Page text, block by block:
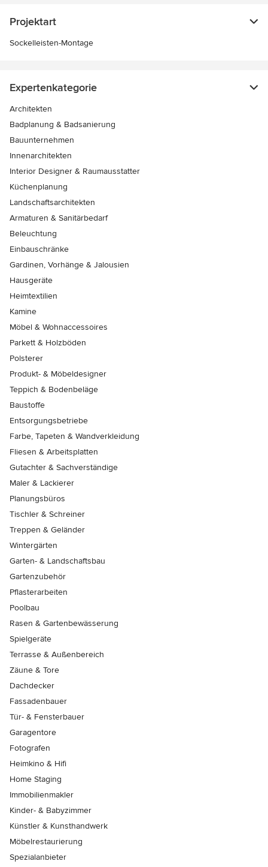
Projektart
Sockelleisten-Montage
Expertenkategorie
Architekten
Badplanung & Badsanierung
Bauunternehmen
Innenarchitekten
Interior Designer & Raumausstatter
Küchenplanung
Landschaftsarchitekten
Armaturen & Sanitärbedarf
Beleuchtung
Einbauschränke
Gardinen, Vorhänge & Jalousien
Hausgeräte
Heimtextilien
Kamine
Möbel & Wohnaccessoires
Parkett & Holzböden
Polsterer
Produkt- & Möbeldesigner
Teppich & Bodenbeläge
Baustoffe
Entsorgungsbetriebe
Farbe, Tapeten & Wandverkleidung
Fliesen & Arbeitsplatten
Gutachter & Sachverständige
Maler & Lackierer
Planungsbüros
Tischler & Schreiner
Treppen & Geländer
Wintergärten
Garten- & Landschaftsbau
Gartenzubehör
Pflasterarbeiten
Poolbau
Rasen & Gartenbewässerung
Spielgeräte
Terrasse & Außenbereich
Zäune & Tore
Dachdecker
Fassadenbauer
Tür- & Fensterbauer
Garagentore
Fotografen
Heimkino & Hifi
Home Staging
Immobilienmakler
Kinder- & Babyzimmer
Künstler & Kunsthandwerk
Möbelrestaurierung
Spezialanbieter